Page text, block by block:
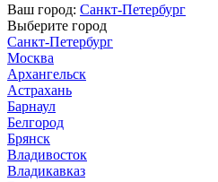
Ваш город: Санкт-Петербург
Выберите город
Санкт-Петербург
Москва
Архангельск
Астрахань
Барнаул
Белгород
Брянск
Владивосток
Владикавказ